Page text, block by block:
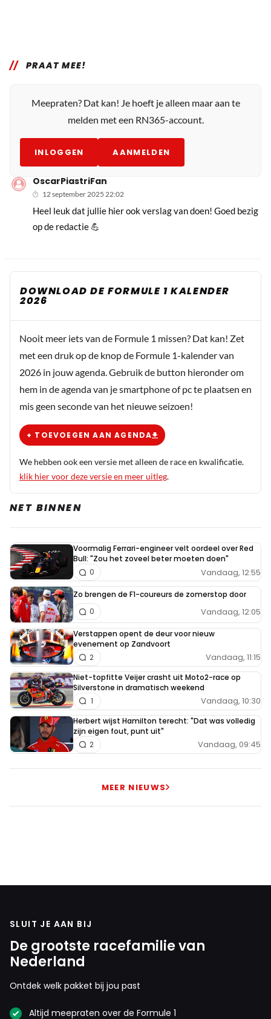
PRAAT MEE!
Meepraten? Dat kan! Je hoeft je alleen maar aan te
melden met een RN365-account.
INLOGGEN AANMELDEN
OscarPiastriFan
12 september 2025 22:02
Heel leuk dat jullie hier ook verslag van doen! Goed bezig
op de redactie 💪
DOWNLOAD DE FORMULE 1 KALENDER
2026
Nooit meer iets van de Formule 1 missen? Dat kan! Zet
met een druk op de knop de Formule 1-kalender van
2026 in jouw agenda. Gebruik de button hieronder om
hem in de agenda van je smartphone of pc te plaatsen en
mis geen seconde van het nieuwe seizoen!
+ TOEVOEGEN AAN AGENDA
We hebben ook een versie met alleen de race en kwalificatie.
klik hier voor deze versie en meer uitleg.
NET BINNEN
Voormalig Ferrari-engineer velt oordeel over Red
Bull: "Zou het zoveel beter moeten doen"
Vandaag, 12:55
0
Zo brengen de F1-coureurs de zomerstop door
Vandaag, 12:05
0
Verstappen opent de deur voor nieuw
evenement op Zandvoort
Vandaag, 11:15
2
Niet-topfitte Veijer crasht uit Moto2-race op
Silverstone in dramatisch weekend
Vandaag, 10:30
1
Herbert wijst Hamilton terecht: "Dat was volledig
zijn eigen fout, punt uit"
Vandaag, 09:45
2
MEER NIEUWS
SLUIT JE AAN BIJ
De grootste racefamilie van
Nederland
Ontdek welk pakket bij jou past
Altijd meepraten over de Formule 1